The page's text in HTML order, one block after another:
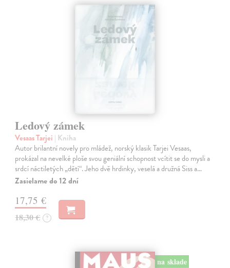
Ledový zámek
Vesaas Tarjei | Kniha
Autor brilantní novely pro mládež, norský klasik Tarjei Vesaas,
prokázal na nevelké ploše svou geniální schopnost vcítit se do mysli a
srdcí náctiletých „dětí“. Jeho dvě hrdinky, veselá a družná Siss a…
Zasielame do 12 dní
17,75 €
18,30 € ?
na sklade